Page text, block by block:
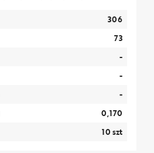
306
73
-
-
-
0,170
10 szt